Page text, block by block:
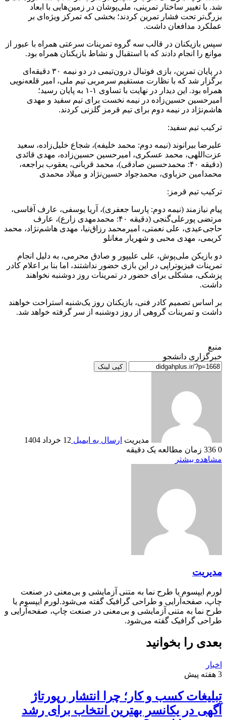
شد. با تغییر ساختار تمرینی، ملی‌پوشان در زمین‌هایی با ابعاد
بزرگ‌تر تحت فشار تمرین کردند؛ بخشی که تمرکز ویژه‌ای بر
عملکرد مدافعان داشت.
سپس بازیکنان در قالب سه گروه تمرینات سرعتی همراه با عبور از
موانع را انجام دادند که با استقبال و نشاط بازیکنان همراه بود.
در پایان تمرین، بازی فوتبال درون‌تیمی در دو نیمه ۳۰ دقیقه‌ای
برگزار شد که با نظارت مستقیم سرمربی تیم ملی، امیر قلعه‌نویی
همراه بود. این دیدار در نهایت با تساوی ۱-۱ به پایان رسید؛
امیرحسین حسین‌زاده در نیمه نخست برای تیم سفید و مهدی
هاشم‌نژاد در نیمه دوم برای تیم قرمز گلزنی کردند.
ترکیب تیم سفید:
علیرضا بیرانوند (نیمه دوم: محمد خلیفه)، شجاع خلیل‌زاده، سعید
عزت‌اللهی، محمد عسکری، امیرحسین حسین‌زاده، مهدی قائدی
(دقیقه ۴٠: محمدحسین صادقی)، محمد قربانی، یعقوب براجعه،
محمدامین حزباوی، محمدجواد حسین‌نژاد و میلاد محمدی
ترکیب تیم قرمز:
پیام نیازمند (نیمه دوم: پارسا جعفری)، آریا یوسفی، عارف آقاسی،
مرتضی پورعلی‌گنجی (دقیقه ۴٠: محمدمهدی زارع)، عارف
حاجی‌عیدی، علی نعمتی، امیرمحمد رزاق‌نیا، مهدی هاشم‌نژاد، محمد
کریمی، مهدی محبی و شهریار مغانلو
دو بازیکن ملی‌پوش، علی علیپور و صادق محرمی، به دلیل انجام
تمرینات فیزیوتراپی در این بازی حضور نداشتند، اما بنا بر اعلام کادر
پزشکی، مشکلی برای حضور در تمرینات روز دوشنبه نخواهند
داشت.
بر اساس تصمیم کادر فنی، بازیکنان روز یک‌شنبه استراحت خواهند
داشت و تمرینات گروهی از روز دوشنبه از سر گرفته خواهد شد.
منبع
خبرگزاری دانشجو
کپی لینک
مدیریت ارسال به ایمیل 12 خرداد 1404
0
زمان مطالعه یک دقیقه
مشاهده بیشتر
مدیریت
لورم ایپسوم یا طرح‌ نما به متنی آزمایشی و بی‌معنی در صنعت
چاپ، صفحه‌آرایی و طراحی گرافیک گفته می‌شود.لورم ایپسوم یا
طرح‌ نما به متنی آزمایشی و بی‌معنی در صنعت چاپ، صفحه‌آرایی و
طراحی گرافیک گفته می‌شود.
بعدی را بخوانید
اخبار
3 هفته پیش
تبلیغات کسب و کار؛ چرا انتشار رپورتاژ
آگهی در یکانسر بهترین انتخاب برای رشد